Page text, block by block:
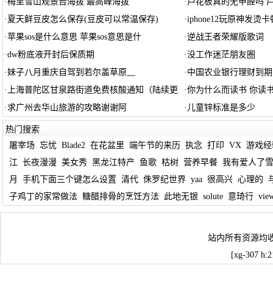
· 夏天鲜豆皮怎么保存(豆皮可以常温保存) ·iphone12玩原神发烫卡
·苹果sos是什么意思 苹果sos意思是什 ·逆战王者荣耀版歌词
·dw粉底液开封后保质期 ·没工作迷茫朋友圈
·妹子八月重庆自驾到若尔盖草原﹏ · 中国农业银行理财到
· 上海普陀区甘泉路街道免费核酸通知（陆续更 ·你为什么而读书 你读
·求广州去华山旅游的攻略谢谢阿 · 儿童锌标准是多少
热门搜索
屠宰场 忘忧 Blade2 在花盆里 端午节的来历 执念 打印 VX 游戏经
江 长夜漫漫 美女秀 黑龙江特产 鱼歌 枯树 营养早餐 我有爱人了
月
手机下面三个键怎么设置 清代 侏罗纪世界 yaa 很高兴 心理的
子鸡丁的家常做法 糖醋排骨的烹饪方法 此地无银 solute 意琦行
站内所有资源均
[xg-307